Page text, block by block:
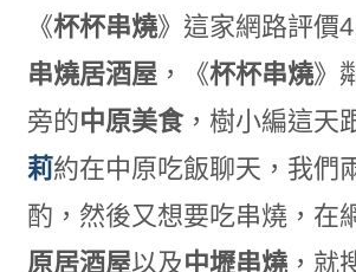
《杯杯串燒》這家網路評價
串燒居酒屋，《杯杯串燒》
旁的中原美食，樹小編這天
莉約在中原吃飯聊天，我們
酌，然後又想要吃串燒，在
原居酒屋以及中壢串燒，就